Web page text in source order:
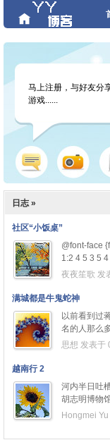
马上注册，与好友分
游戏......
游戏 群组
日志 »
社区“小饭桌”
@font-face
1:2 4 5 3 5
夜夜笙歌 发
满城都是牛鬼蛇神
以前看到过
名的人那么
思想 发表于
越南行 2
河内半日吐
胡志明博物
Hongmei Yu